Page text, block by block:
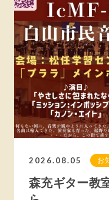
2026.08.05 お
森充ギター教